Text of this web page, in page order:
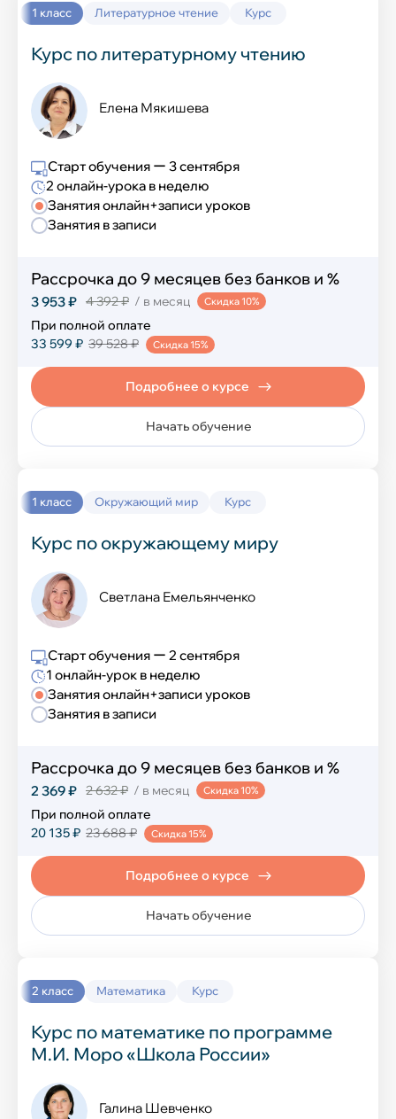
Семейное обучение
1 класс Литературное чтение Курс
Курс по литературному чтению
Елена Мякишева
Занятия онлайн+записи уроков
Занятия в записи
Старт обучения ー 3 сентября
2 онлайн-урока в неделю
Рассрочка до 9 месяцев без банков и %
3 953 ₽ 4 392 ₽ / в месяц Скидка 10%
При полной оплате
33 599 ₽ 39 528 ₽ Скидка 15%
Начать обучение
Подробнее о курсе
1 класс Окружающий мир Курс
Курс по окружающему миру
Светлана Емельянченко
Занятия онлайн+записи уроков
Занятия в записи
Старт обучения ー 2 сентября
1 онлайн-урок в неделю
Рассрочка до 9 месяцев без банков и %
2 369 ₽ 2 632 ₽ / в месяц Скидка 10%
При полной оплате
20 135 ₽ 23 688 ₽ Скидка 15%
Начать обучение
Подробнее о курсе
2 класс Математика Курс
Курс по математике по программе
М.И. Моро «Школа России»
Галина Шевченко